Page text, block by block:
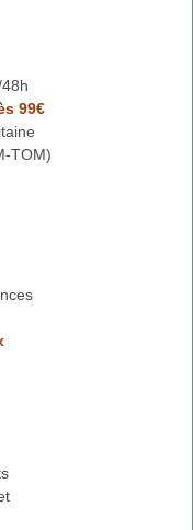
99€
TOM)